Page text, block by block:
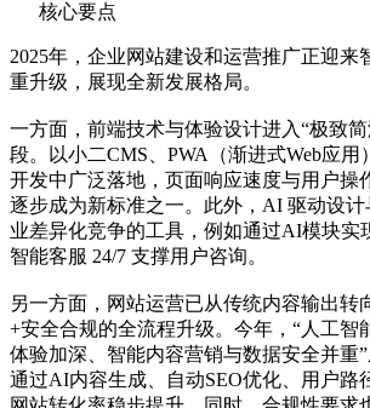
核心要点
2025年，企业网站建设和运营推广正迎来
重升级，展现全新发展格局。
一方面，前端技术与体验设计进入“极致
段。以小二CMS、PWA（渐进式Web应用
开发中广泛落地，页面响应速度与用户操
逐步成为新标准之一。此外，AI 驱动设
业差异化竞争的工具，例如通过AI模块实
智能客服 24/7 支撑用户咨询。
另一方面，网站运营已从传统内容输出转
+安全合规的全流程升级。今年，“人工智
体验加深、智能内容营销与数据安全并重”
通过AI内容生成、自动SEO优化、用户路